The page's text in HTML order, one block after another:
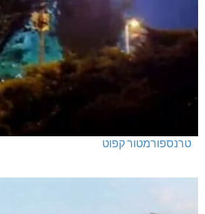
טרנספורמטור קפוט